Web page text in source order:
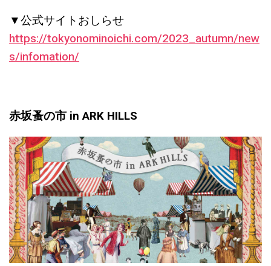
▼公式サイトおしらせ
https://tokyonominoichi.com/2023_autumn/new
s/infomation/
赤坂蚤の市 in ARK HILLS